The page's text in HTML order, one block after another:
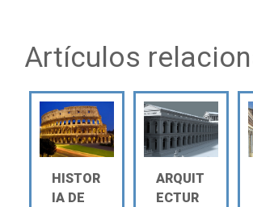
Artículos
HISTOR
IA DE
ARQUIT
ECTUR